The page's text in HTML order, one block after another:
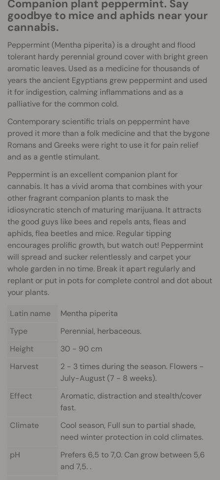
Companion plant peppermint. Say
goodbye to mice and aphids near your
cannabis.
Peppermint (Mentha piperita) is a drought and flood
tolerant hardy perennial ground cover with bright green
aromatic leaves. Used as a medicine for thousands of
years the ancient Egyptians grew peppermint and used
it for indigestion, calming inflammations and as a
palliative for the common cold.
Contemporary scientific trials on peppermint have
proved it more than a folk medicine and that the bygone
Romans and Greeks were right to use it for pain relief
and as a gentle stimulant.
Peppermint is an excellent companion plant for
cannabis. It has a vivid aroma that combines with your
other fragrant companion plants to mask the
idiosyncratic stench of maturing marijuana. It attracts
the good guys like bees and repels ants, fleas and
aphids, flea beetles and mice. Regular tipping
encourages prolific growth, but watch out! Peppermint
will spread and sucker relentlessly and carpet your
whole garden in no time. Break it apart regularly and
replant or put in pots for complete control and dot about
your plants.
Latin name
Mentha piperita
Type
Perennial, herbaceous.
Height
30 - 90 cm
Harvest
2 - 3 times during the season. Flowers -
July-August (7 - 8 weeks).
Effect
Aromatic, distraction and stealth/cover
fast.
Climate
Cool season, Full sun to partial shade,
need winter protection in cold climates.
pH
Prefers 6,5 to 7,0. Can grow between 5,6
and 7,5. .